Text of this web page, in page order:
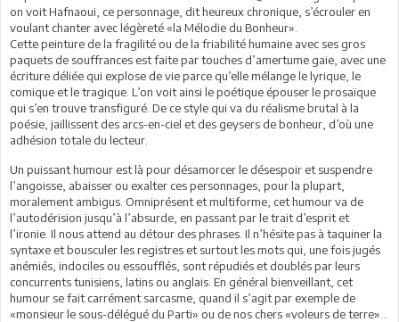
on voit Hafnaoui, ce personnage, dit heureux chronique, s’écrouler en
voulant chanter avec légèreté «la Mélodie du Bonheur».
Cette peinture de la fragilité ou de la friabilité humaine avec ses gros
paquets de souffrances est faite par touches d’amertume gaie, avec une
écriture déliée qui explose de vie parce qu’elle mélange le lyrique, le
comique et le tragique. L’on voit ainsi le poétique épouser le prosaïque
qui s’en trouve transfiguré. De ce style qui va du réalisme brutal à la
poésie, jaillissent des arcs-en-ciel et des geysers de bonheur, d’où une
adhésion totale du lecteur.
Un puissant humour est là pour désamorcer le désespoir et suspendre
l’angoisse, abaisser ou exalter ces personnages, pour la plupart,
moralement ambigus. Omniprésent et multiforme, cet humour va de
l’autodérision jusqu’à l’absurde, en passant par le trait d’esprit et
l’ironie. Il nous attend au détour des phrases. Il n’hésite pas à taquiner la
syntaxe et bousculer les registres et surtout les mots qui, une fois jugés
anémiés, indociles ou essoufflés, sont répudiés et doublés par leurs
concurrents tunisiens, latins ou anglais. En général bienveillant, cet
humour se fait carrément sarcasme, quand il s’agit par exemple de
«monsieur le sous-délégué du Parti» ou de nos chers «voleurs de terre»...